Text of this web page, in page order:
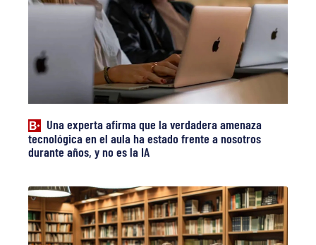
Una experta afirma que la verdadera amenaza
tecnológica en el aula ha estado frente a nosotros
durante años, y no es la IA